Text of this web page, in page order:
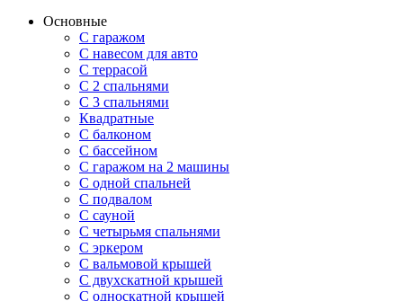
Основные
С гаражом
С навесом для авто
С террасой
С 2 спальнями
С 3 спальнями
Квадратные
С балконом
С бассейном
С гаражом на 2 машины
С одной спальней
С подвалом
С сауной
С четырьмя спальнями
С эркером
С вальмовой крышей
С двухскатной крышей
С односкатной крышей